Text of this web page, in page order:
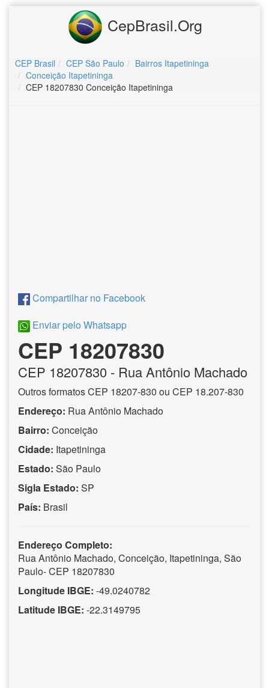
CepBrasil.Org
CEP Brasil CEP São Paulo
Bairros Itapetininga
Conceição Itapetininga
CEP 18207830 Conceição Itapetininga
Compartilhar no Facebook
Enviar pelo Whatsapp
CEP 18207830
CEP 18207830 - Rua Antônio Machado
Outros formatos CEP 18207-830 ou CEP 18.207-830
Endereço: Rua Antônio Machado
Bairro: Conceição
Cidade: Itapetininga
Estado: São Paulo
Sigla Estado: SP
País: Brasil
Endereço Completo:
Rua Antônio Machado, Conceição, Itapetininga, São
Paulo- CEP 18207830
Longitude IBGE: -49.0240782
Latitude IBGE: -22.3149795